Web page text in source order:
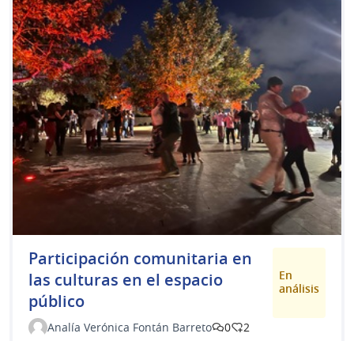
Participación comunitaria en
las culturas en el espacio
público
En
análisis
Analía Verónica Fontán Barreto 0 2